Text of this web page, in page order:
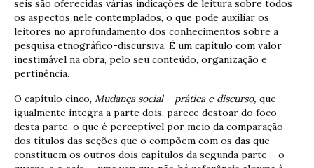
seis são oferecidas várias indicações de leitura sobre todos
os aspectos nele contemplados, o que pode auxiliar os
leitores no aprofundamento dos conhecimentos sobre a
pesquisa etnográfico-discursiva. É um capítulo com valor
inestimável na obra, pelo seu conteúdo, organização e
pertinência.
O capítulo cinco, Mudança social – prática e discurso, que
igualmente integra a parte dois, parece destoar do foco
desta parte, o que é perceptível por meio da comparação
dos títulos das seções que o compõem com os das que
constituem os outros dois capítulos da segunda parte – o